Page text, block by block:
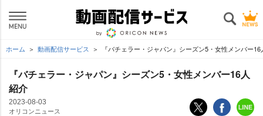
ホーム 動画配信サービス 『バチェラー・ジャパン』シーズン5・女性メンバー16
『バチェラー・ジャパン』シーズン5・女性メンバー16人
紹介
2023-08-03
オリコンニュース